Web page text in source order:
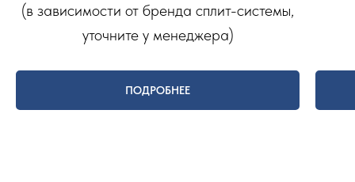
(в зависимости от бренда сплит-системы,
уточните у менеджера)
ПОДРОБНЕЕ